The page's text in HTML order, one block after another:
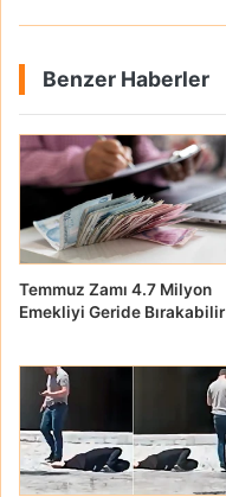
Benzer Haberler
Temmuz Zamı 4.7 Milyon
Emekliyi Geride Bırakabilir